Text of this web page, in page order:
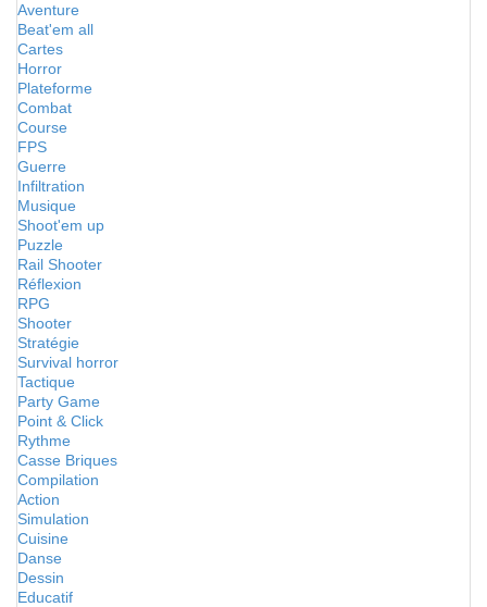
Aventure
Beat'em all
Cartes
Horror
Plateforme
Combat
Course
FPS
Guerre
Infiltration
Musique
Shoot'em up
Puzzle
Rail Shooter
Réflexion
RPG
Shooter
Stratégie
Survival horror
Tactique
Party Game
Point & Click
Rythme
Casse Briques
Compilation
Action
Simulation
Cuisine
Danse
Dessin
Educatif